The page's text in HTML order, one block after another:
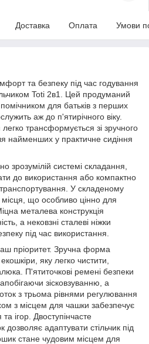
Доставка Оплата Умови
та безпеку під час годування
Toti 2в1. Цей продуманий
для батьків з перших
аж до п'ятирічного віку.
легко трансформується зі зручного
найменших у практичне сидіння
зрозумілій системі складання,
до використання або компактно
У складеному
місця, що особливо цінно для
металева конструкція
а нековзні сталеві ніжки
під час використання.
пріоритет. Зручна форма
яку легко чистити,
П'ятиточкові ремені безпеки
зісковзуванню, а
з трьома рівнями регулювання
з місцем для чашки забезпечує
ігор. Двоступінчасте
адаптувати стільчик під
стане чудовим місцем для